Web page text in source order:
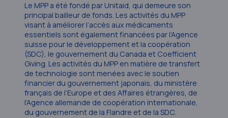
Le MPP a été fondé par Unitaid, qui demeure son
principal bailleur de fonds. Les activités du MPP
visant à améliorer l’accès aux médicaments
essentiels sont également financées par l’Agence
suisse pour le développement et la coopération
(SDC), le gouvernement du Canada et Coefficient
Giving. Les activités du MPP en matière de transfert
de technologie sont menées avec le soutien
financier du gouvernement japonais, du ministère
français de l’Europe et des Affaires étrangères, de
l’Agence allemande de coopération internationale,
du gouvernement de la Flandre et de la SDC.